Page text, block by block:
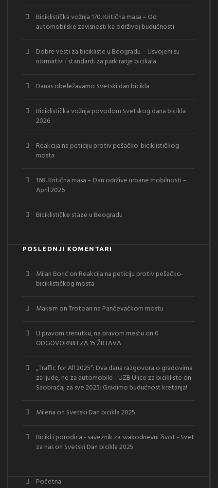
Biciklistička vožnja 170. Kritična masa – Od
automobilske zavisnosti ka održivoj budućnosti
Dobre vesti za bicikliste u Beogradu – Usvojeni su
normativi i standardi za parkiranje bicikala
Danas obeležavamo Svetski dan bicikla
Biciklistička vožnja povodom Svetskog dana bicikla
2026
Reakcija na peticiju protiv pešačko-biciklističkog
mosta
168. Kritična masa – Dan održive urbane mobilnosti –
April 2026
Biciklističke staze u Beogradu
POSLEDNJI KOMENTARI
Milan Borić on Reakcija na peticiju protiv pešačko-
biciklističkog mosta
Maksim onTrotoari na Pančevačkom mostu
U pravom trenutku, na pravom mestu on 0
ODGOVORNIH ZA 15 ŽRTAVA
„Traffic for All 2025“: Dva dana razgovora o gradovima
za ljude, ne za automobile - UZB Ulice za bicikliste on
Saobraćaj za sve 2025: Gradimo budućnost kretanja!
Milena on Svetski Dan bicikla 2025
Bicikl i porodica - saveznik za svakodnevni život - Svet
za nason Svetski Dan bicikla 2025
Početna